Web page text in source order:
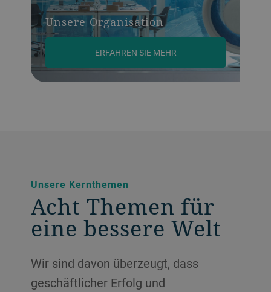
Unsere Organisation
ERFAHREN SIE MEHR
Unsere Kernthemen
Acht Themen für
eine bessere Welt
Wir sind davon überzeugt, dass
geschäftlicher Erfolg und